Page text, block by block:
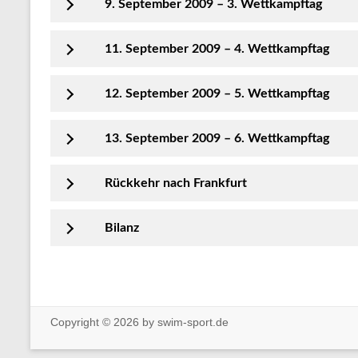
9. September 2009 – 3. Wettkampftag
11. September 2009 – 4. Wettkampftag
12. September 2009 – 5. Wettkampftag
13. September 2009 – 6. Wettkampftag
Rückkehr nach Frankfurt
Bilanz
Copyright © 2026 by swim-sport.de